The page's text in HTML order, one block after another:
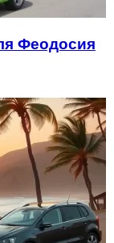
Феодосия